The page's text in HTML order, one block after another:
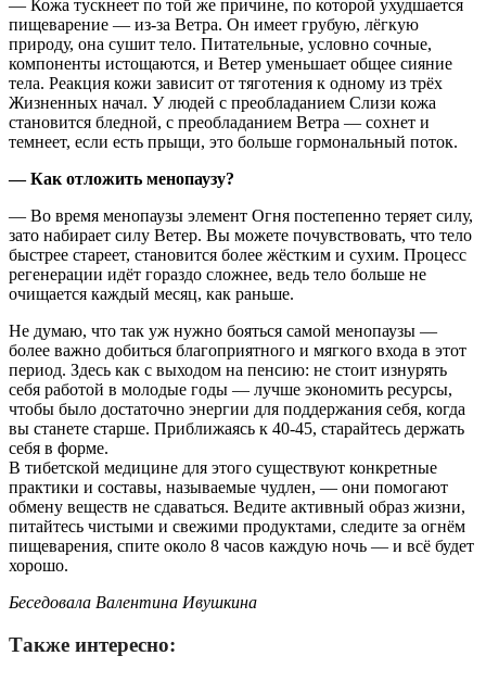
— Кожа тускнеет по той же причине, по которой ухудшается
пищеварение — из-за Ветра. Он имеет грубую, лёгкую
природу, она сушит тело. Питательные, условно сочные,
компоненты истощаются, и Ветер уменьшает общее сияние
тела. Реакция кожи зависит от тяготения к одному из трёх
Жизненных начал. У людей с преобладанием Слизи кожа
становится бледной, с преобладанием Ветра — сохнет и
темнеет, если есть прыщи, это больше гормональный поток.
— Как отложить менопаузу?
— Во время менопаузы элемент Огня постепенно теряет силу,
зато набирает силу Ветер. Вы можете почувствовать, что тело
быстрее стареет, становится более жёстким и сухим. Процесс
регенерации идёт гораздо сложнее, ведь тело больше не
очищается каждый месяц, как раньше.
Не думаю, что так уж нужно бояться самой менопаузы —
более важно добиться благоприятного и мягкого входа в этот
период. Здесь как с выходом на пенсию: не стоит изнурять
себя работой в молодые годы — лучше экономить ресурсы,
чтобы было достаточно энергии для поддержания себя, когда
вы станете старше. Приближаясь к 40-45, старайтесь держать
себя в форме.
В тибетской медицине для этого существуют конкретные
практики и составы, называемые чудлен, — они помогают
обмену веществ не сдаваться. Ведите активный образ жизни,
питайтесь чистыми и свежими продуктами, следите за огнём
пищеварения, спите около 8 часов каждую ночь — и всё будет
хорошо.
Беседовала Валентина Ивушкина
Также интересно: